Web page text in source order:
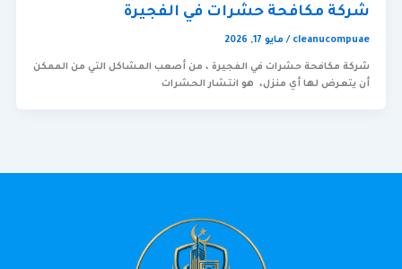
شركة مكافحة حشرات في الفجيرة
cleanucompuae
/ مايو 17, 2026
شركة مكافحة حشرات في الفجيرة ، من أصعب المشاكل التي من الممكن
أن يتعرض لها أي منزل، هو انتشار الحشرات